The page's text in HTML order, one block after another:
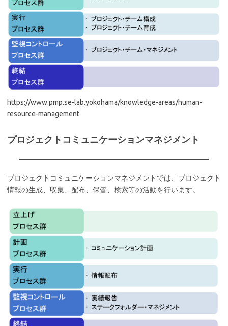
https://www.pmp.se-lab.yokohama/knowledge-areas/human-
resource-management
プロジェクトコミュニケーションマネジメント
プロジェクトコミュニケーションマネジメントでは、プロジェクト
情報の生成、収集、配布、保管、検索等の活動を行います。